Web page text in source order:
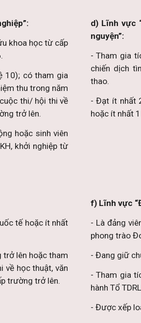
khoa học từ cấp
10); có tham gia
thu trong năm
thi/ hội thi về
trở lên.
hoặc sinh viên
khởi nghiệp từ
d) Lĩnh vực
nguyện”:
- Tham gia
chiến dịch
thao.
- Đạt ít nhất
hoặc ít nhất
tế hoặc ít nhất
lên hoặc tham
về học thuật, văn
trường trở lên.
f) Lĩnh vực
- Là đảng
phong trào
- Đang giữ
- Tham gia
hành Tổ
- Được xếp